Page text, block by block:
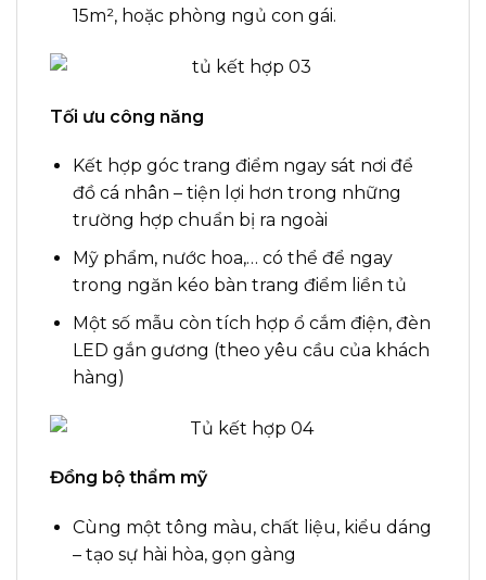
15m², hoặc phòng ngủ con gái.
Tối ưu công năng
Kết hợp góc trang điểm ngay sát nơi để
đồ cá nhân – tiện lợi hơn trong những
trường hợp chuẩn bị ra ngoài
Mỹ phẩm, nước hoa,… có thể để ngay
trong ngăn kéo bàn trang điểm liền tủ
Một số mẫu còn tích hợp ổ cắm điện, đèn
LED gắn gương (theo yêu cầu của khách
hàng)
Đồng bộ thẩm mỹ
Cùng một tông màu, chất liệu, kiểu dáng
– tạo sự hài hòa, gọn gàng